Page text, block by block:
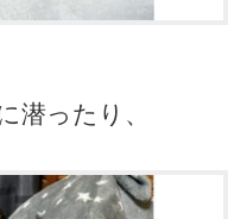
潜ったり、